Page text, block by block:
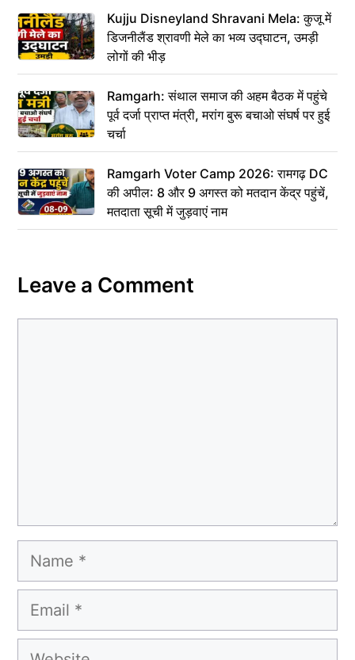
Kujju Disneyland Shravani Mela: कुजू में
डिजनीलैंड श्रावणी मेले का भव्य उद्घाटन, उमड़ी
लोगों की भीड़
Ramgarh: संथाल समाज की अहम बैठक में पहुंचे
पूर्व दर्जा प्राप्त मंत्री, मरांग बुरू बचाओ संघर्ष पर हुई
चर्चा
Ramgarh Voter Camp 2026: रामगढ़ DC
की अपील: 8 और 9 अगस्त को मतदान केंद्र पहुंचें,
मतदाता सूची में जुड़वाएं नाम
Leave a Comment
Name
Email
Website